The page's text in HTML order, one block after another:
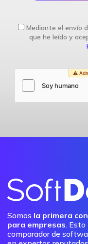
Mediante el envío
que he leído y
Somos la primera
para empresas.
comparador de